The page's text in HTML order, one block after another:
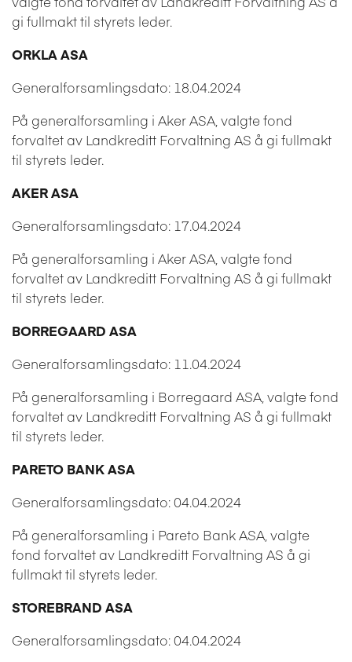
gi fullmakt til styrets leder.
ORKLA ASA
Generalforsamlingsdato: 18.04.2024
På generalforsamling i Aker ASA, valgte fond
forvaltet av Landkreditt Forvaltning AS å gi fullmakt
til styrets leder.
AKER ASA
Generalforsamlingsdato: 17.04.2024
På generalforsamling i Aker ASA, valgte fond
forvaltet av Landkreditt Forvaltning AS å gi fullmakt
til styrets leder.
BORREGAARD ASA
Generalforsamlingsdato: 11.04.2024
På generalforsamling i Borregaard ASA, valgte fond
forvaltet av Landkreditt Forvaltning AS å gi fullmakt
til styrets leder.
PARETO BANK ASA
Generalforsamlingsdato: 04.04.2024
På generalforsamling i Pareto Bank ASA, valgte
fond forvaltet av Landkreditt Forvaltning AS å gi
fullmakt til styrets leder.
STOREBRAND ASA
Generalforsamlingsdato: 04.04.2024